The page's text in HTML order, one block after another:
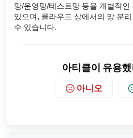
망/운영망/테스트망 등을 개별적인
있으며, 클라우드 상에서의 망 분
수 있습니다.
아티클이 유용
아니오